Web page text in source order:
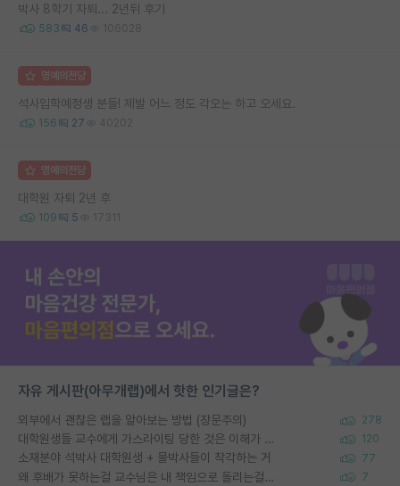
박사 8학기 자퇴... 2년뒤 후기
583 46 106028
명예의전당
석사입학예정생 분들! 제발 어느 정도 각오는 하고 오세요.
156 27 40202
명예의전당
대학원 자퇴 2년 후
109 5 17311
자유 게시판(아무개랩)에서 핫한 인기글은?
외부에서 괜찮은 랩을 알아보는 방법 (장문주의) 278
대학원생들 교수에게 가스라이팅 당한 것은 이해가 갑니다. 안타깝네요. 120
소재분야 석박사 대학원생 + 물박사들이 착각하는 거 77
왜 후배가 못하는걸 교수님은 내 책임으로 돌리는걸까요? 7